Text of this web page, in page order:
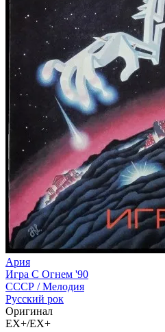
Ария
Игра С Огнем '90
СССР /Мелодия
Русский рок
Оригинал
EX+/EX+